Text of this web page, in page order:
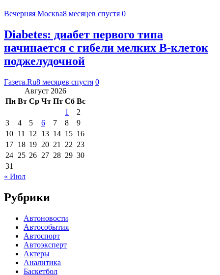
Вечерняя Москва8 месяцев спустя 0
Diabetes: диабет первого типа
начинается с гибели мелких В-клеток
поджелудочной
Газета.Ru8 месяцев спустя 0
Август 2026
Пн Вт Ср Чт Пт Сб Вс
1
2
3
4 5 6 7 8
9
10 11 12 13 14 15 16
17 18 19 20 21 22 23
24 25 26 27 28 29 30
31
« Июл
Рубрики
Автоновости
Автособытия
Автоспорт
Автоэксперт
Актеры
Аналитика
Баскетбол